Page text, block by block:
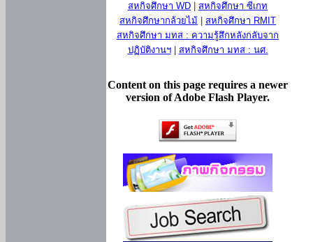
สหกิจศึกษา WD
สหกิจศึกษา ซีเกท
สหกิจศึกษากล้วยไม้
สหกิจศึกษา RMIT
สหกิจศึกษา มทส : ความรู้สึกหลังกลับจาก
ปฏิบัติงานฯ| สหกิจศึกษา มทส : นศ.
Content on this page requires a newer
version of Adobe Flash Player.